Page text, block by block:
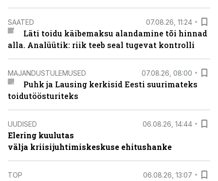
SAATED 07.08.26, 11:24
Läti toidu käibemaksu alandamine tõi hinnad
alla. Analüütik: riik teeb seal tugevat kontrolli
MAJANDUSTULEMUSED 07.08.26, 08:00
Puhk ja Lausing kerkisid Eesti suurimateks
toidutöösturiteks
UUDISED 06.08.26, 14:44
Elering kuulutas
välja kriisijuhtimiskeskuse ehitushanke
TOP 06.08.26, 13:07